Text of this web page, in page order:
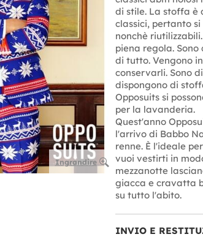
Ingrandire
di stile. La stoffa
classici, pertanto
nonchè
piena regola.
di tutto. Vengono
conservarli. Sono
dispongono di
Opposuits si
per la lavanderia.
Quest'anno
l'arrivo di Babbo
renne. È l'ideale
vuoi vestirti in
mezzanotte
giacca e cravatta
su tutto l'abito.
INVIO E